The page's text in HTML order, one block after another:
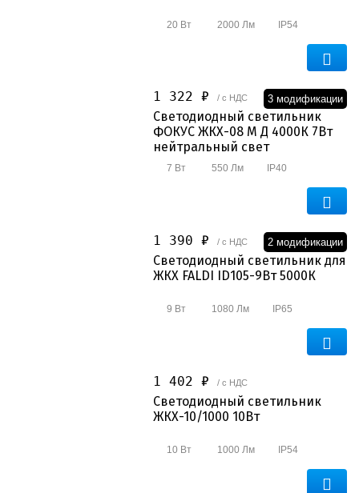
Бактерицидные рециркуляторы
20 Вт 2000 Лм IP54
3 модификации
Светодиодный светильник
ФОКУС ЖКХ-08 М Д 4000К 7Вт
нейтральный свет
7 Вт 550 Лм IP40
1 322 ₽ / с НДС
2 модификации
Светодиодный светильник для
ЖКХ FALDI ID105-9Вт 5000К
9 Вт 1080 Лм IP65
1 390 ₽ / с НДС
Светодиодный светильник
ЖКХ-10/1000 10Вт
10 Вт 1000 Лм IP54
1 402 ₽ / с НДС